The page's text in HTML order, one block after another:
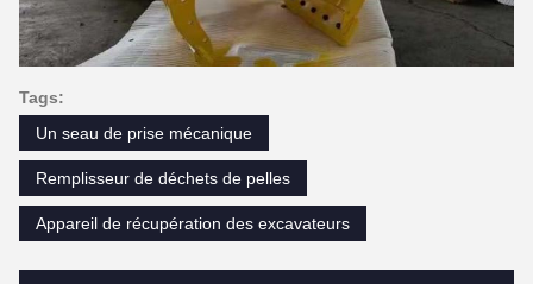
Tags:
Un seau de prise mécanique
Remplisseur de déchets de pelles
Appareil de récupération des excavateurs